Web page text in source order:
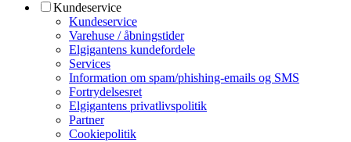
Kundeservice
Kundeservice
Varehuse / åbningstider
Elgigantens kundefordele
Services
Information om spam/phishing-emails og SMS
Fortrydelsesret
Elgigantens privatlivspolitik
Partner
Cookiepolitik